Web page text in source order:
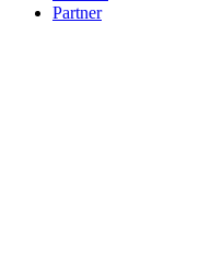
Partner